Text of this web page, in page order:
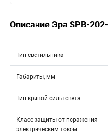
Описание Эра SPB-
Тип светильника
Габариты, мм
Тип кривой силы света
Класс защиты от поражения
электрическим током